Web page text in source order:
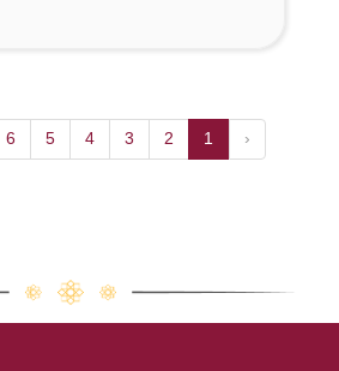
‹
1
2
3
4
5
6